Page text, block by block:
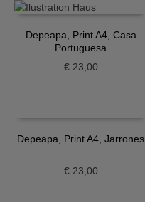
Depeapa, Print A4, Casa
Portuguesa
€23,00
Depeapa, Print A4, Jarrones
€23,00